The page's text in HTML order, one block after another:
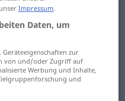
Fundament
Grundmauer
Impressum.
Daten, um
zur
von und/oder Zugriff auf
Werbung und Inhalte,
und